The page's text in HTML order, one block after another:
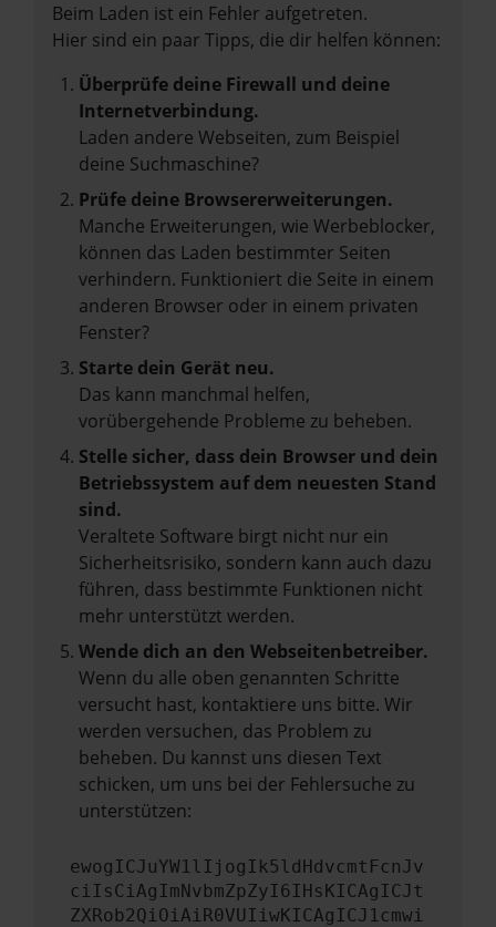
Beim Laden ist ein Fehler aufgetreten.
Hier sind ein paar Tipps, die dir helfen können:
Überprüfe deine Firewall und deine
Internetverbindung.
Laden andere Webseiten, zum Beispiel
deine Suchmaschine?
Prüfe deine Browsererweiterungen.
Manche Erweiterungen, wie Werbeblocker,
können das Laden bestimmter Seiten
verhindern. Funktioniert die Seite in einem
anderen Browser oder in einem privaten
Fenster?
Starte dein Gerät neu.
Das kann manchmal helfen,
vorübergehende Probleme zu beheben.
Stelle sicher, dass dein Browser und dein
Betriebssystem auf dem neuesten Stand
sind.
Veraltete Software birgt nicht nur ein
Sicherheitsrisiko, sondern kann auch dazu
führen, dass bestimmte Funktionen nicht
mehr unterstützt werden.
Wende dich an den Webseitenbetreiber.
Wenn du alle oben genannten Schritte
versucht hast, kontaktiere uns bitte. Wir
werden versuchen, das Problem zu
beheben. Du kannst uns diesen Text
schicken, um uns bei der Fehlersuche zu
unterstützen:
ewogICJuYW1lIjogIk5ldHdvcmtFcnJv
ciIsCiAgImNvbmZpZyI6IHsKICAgICJt
ZXRob2QiOiAiR0VUIiwKICAgICJ1cmwi